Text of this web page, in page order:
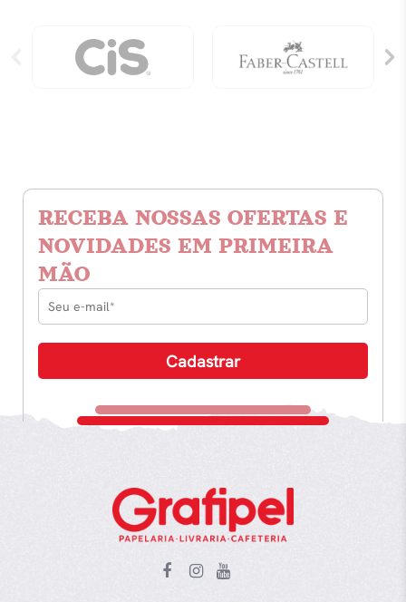
RECEBA NOSSAS OFERTAS E
NOVIDADES EM PRIMEIRA
MÃO